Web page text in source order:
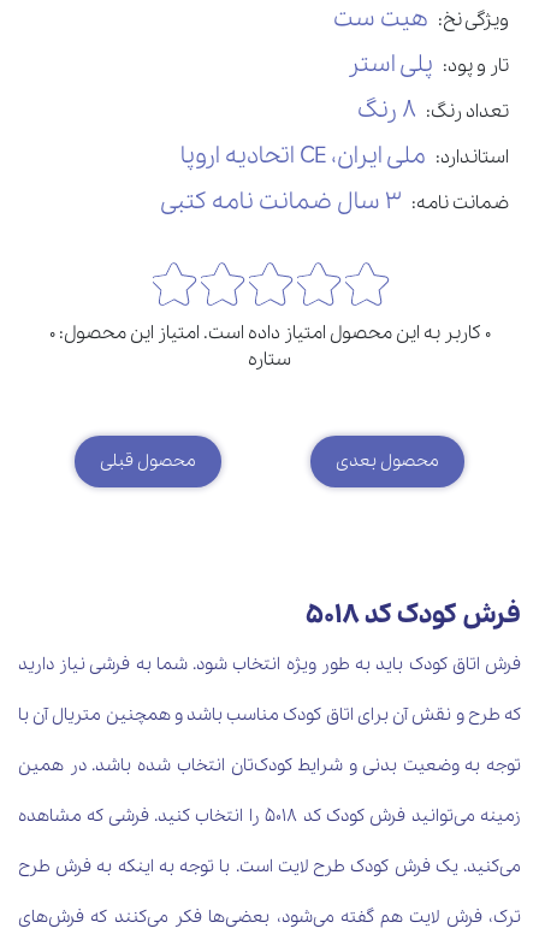
ویژگی نخ: هیت ست
تار و پود: پلی استر
تعداد رنگ: 8 رنگ
استاندارد: ملی ایران، CE اتحادیه اروپا
ضمانت نامه: 3 سال ضمانت نامه کتبی
0 کاربر به این محصول امتیاز داده است. امتیاز این محصول: 0
ستاره
محصول بعدی محصول قبلی
فرش کودک کد 5018
فرش اتاق کودک باید به طور ویژه انتخاب شود. شما به فرشی نیاز دارید
که طرح و نقش آن برای اتاق کودک مناسب باشد و همچنین متریال آن با
توجه به وضعیت بدنی و شرایط کودک‌تان انتخاب شده باشد. در همین
زمینه می‌توانید فرش کودک کد 5018 را انتخاب کنید. فرشی که مشاهده
می‌کنید. یک فرش کودک طرح لایت است. با توجه به اینکه به فرش طرح
ترک، فرش لایت هم گفته می‌شود، بعضی‌ها فکر می‌کنند که فرش‌های